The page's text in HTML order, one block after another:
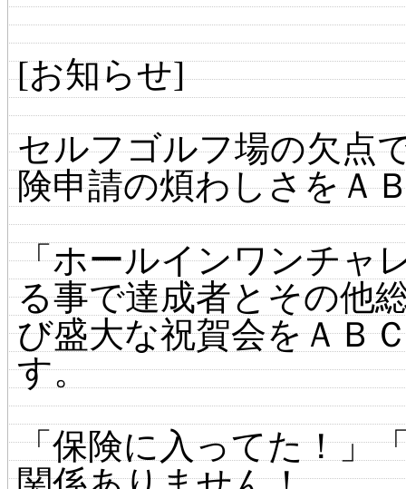
[お知らせ]
セルフゴルフ場の欠点
険申請の煩わしさをＡ
「ホールインワンチャ
る事で達成者とその他
び盛大な祝賀会をＡＢ
す。
「保険に入ってた！」